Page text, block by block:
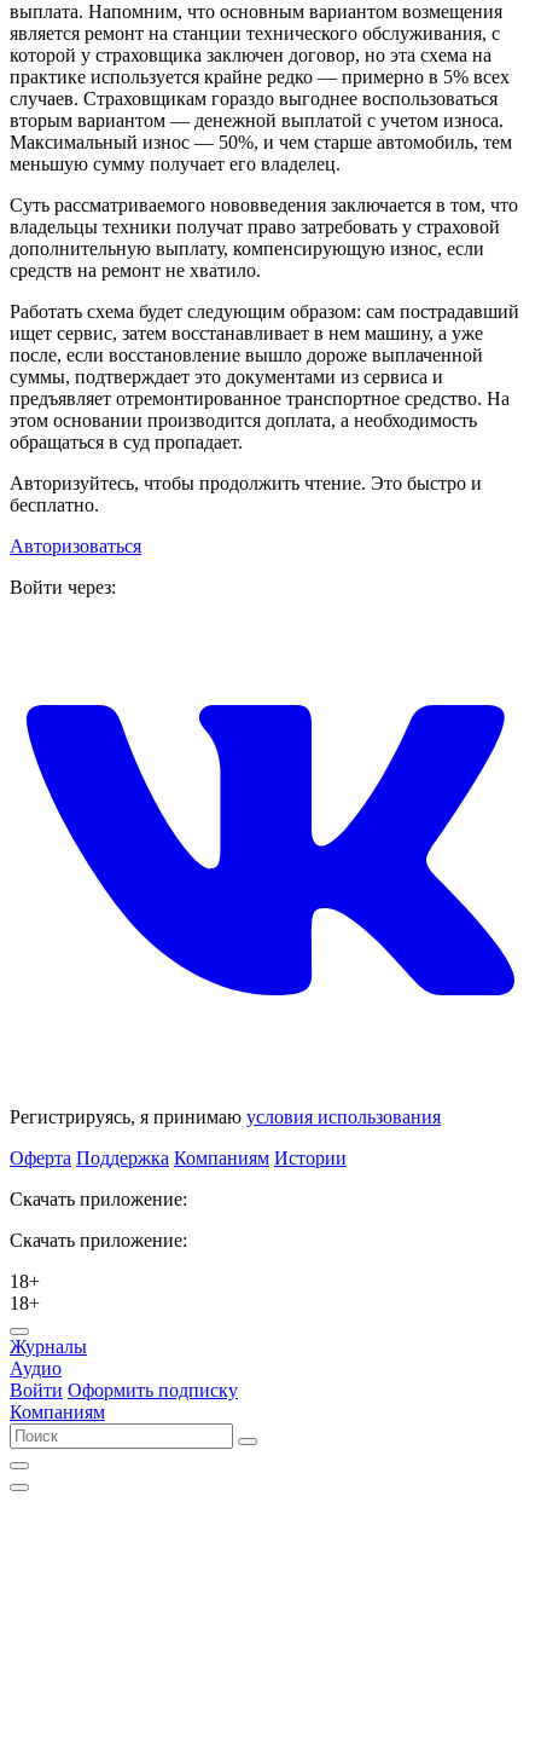
выплата. Напомним, что основным вариантом возмещения
является ремонт на станции технического обслуживания, с
которой у страховщика заключен договор, но эта схема на
практике используется крайне редко — примерно в 5% всех
случаев. Страховщикам гораздо выгоднее воспользоваться
вторым вариантом — денежной выплатой с учетом износа.
Максимальный износ — 50%, и чем старше автомобиль, тем
меньшую сумму получает его владелец.
Суть рассматриваемого нововведения заключается в том, что
владельцы техники получат право затребовать у страховой
дополнительную выплату, компенсирующую износ, если
средств на ремонт не хватило.
Работать схема будет следующим образом: сам пострадавший
ищет сервис, затем восстанавливает в нем машину, а уже
после, если восстановление вышло дороже выплаченной
суммы, подтверждает это документами из сервиса и
предъявляет отремонтированное транспортное средство. На
этом основании производится доплата, а необходимость
обращаться в суд пропадает.
Авторизуйтесь, чтобы продолжить чтение. Это быстро и
бесплатно.
Авторизоваться
Войти через:
Регистрируясь, я принимаю условия использования
Оферта Поддержка Компаниям Истории
Скачать приложение:
Скачать приложение:
18+
18+
Журналы
Аудио
Войти Оформить подписку
Компаниям